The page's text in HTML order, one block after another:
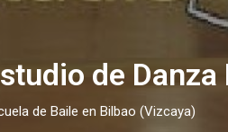
de Danza
de Baile en Bilbao (Vizcaya)